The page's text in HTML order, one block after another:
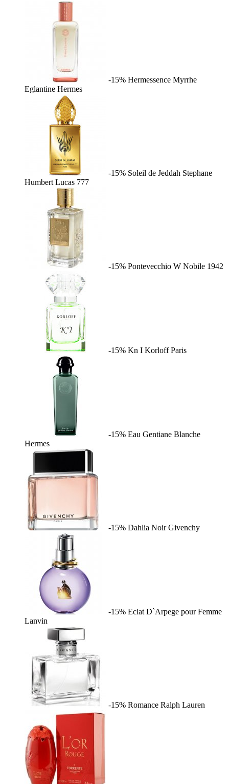
-15% Hermessence Myrrhe
Eglantine Hermes
-15% Soleil de Jeddah Stephane
Humbert Lucas 777
-15% Pontevecchio W Nobile 1942
-15% Kn I Korloff Paris
-15% Eau Gentiane Blanche
Hermes
-15% Dahlia Noir Givenchy
-15% Eclat D`Arpege pour Femme
Lanvin
-15% Romance Ralph Lauren